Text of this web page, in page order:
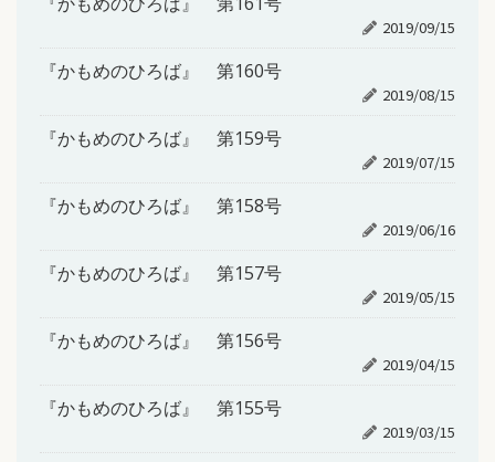
2019/09/15
『かもめのひろば』 第160号
2019/08/15
『かもめのひろば』 第159号
2019/07/15
『かもめのひろば』 第158号
2019/06/16
『かもめのひろば』 第157号
2019/05/15
『かもめのひろば』 第156号
2019/04/15
『かもめのひろば』 第155号
2019/03/15